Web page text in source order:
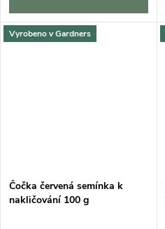
Vyrobeno v Gardners
Čočka červená semínka k
nakličování 100 g